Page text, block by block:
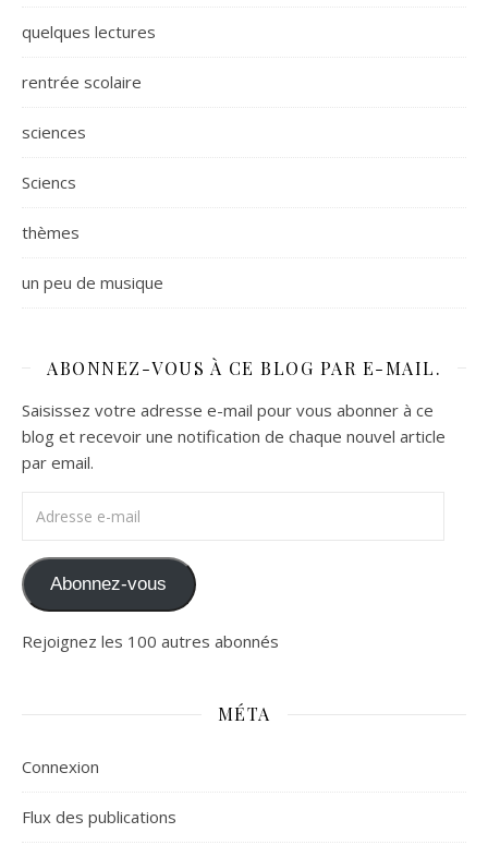
quelques lectures
rentrée scolaire
sciences
Sciencs
thèmes
un peu de musique
ABONNEZ-VOUS À CE BLOG PAR E-MAIL.
Saisissez votre adresse e-mail pour vous abonner à ce
blog et recevoir une notification de chaque nouvel article
par email.
Abonnez-vous
Rejoignez les 100 autres abonnés
MÉTA
Connexion
Flux des publications